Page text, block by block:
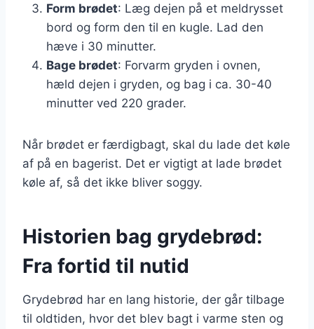
Form brødet: Læg dejen på et meldrysset
bord og form den til en kugle. Lad den
hæve i 30 minutter.
Bage brødet: Forvarm gryden i ovnen,
hæld dejen i gryden, og bag i ca. 30-40
minutter ved 220 grader.
Når brødet er færdigbagt, skal du lade det køle
af på en bagerist. Det er vigtigt at lade brødet
køle af, så det ikke bliver soggy.
Historien bag grydebrød:
Fra fortid til nutid
Grydebrød har en lang historie, der går tilbage
til oldtiden, hvor det blev bagt i varme sten og